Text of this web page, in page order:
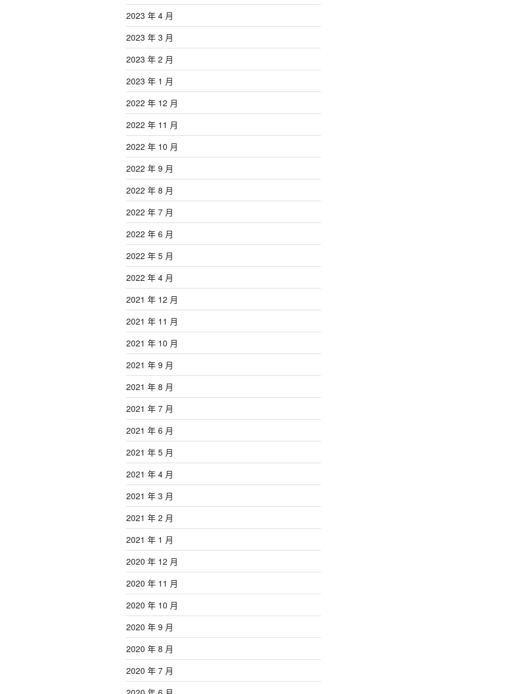
2023 年 4 月
2023 年 3 月
2023 年 2 月
2023 年 1 月
2022 年 12 月
2022 年 11 月
2022 年 10 月
2022 年 9 月
2022 年 8 月
2022 年 7 月
2022 年 6 月
2022 年 5 月
2022 年 4 月
2021 年 12 月
2021 年 11 月
2021 年 10 月
2021 年 9 月
2021 年 8 月
2021 年 7 月
2021 年 6 月
2021 年 5 月
2021 年 4 月
2021 年 3 月
2021 年 2 月
2021 年 1 月
2020 年 12 月
2020 年 11 月
2020 年 10 月
2020 年 9 月
2020 年 8 月
2020 年 7 月